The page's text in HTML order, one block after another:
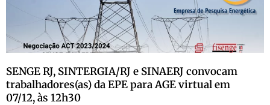
SENGE RJ, SINTERGIA/RJ e SINAERJ convocam
trabalhadores(as) da EPE para AGE virtual em
07/12, às 12h30